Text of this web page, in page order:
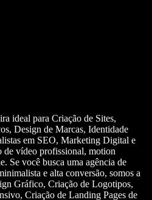
ideal para Criação de Sites,
Design de Marcas, Identidade
em SEO, Marketing Digital e
de vídeo profissional, motion
Se você busca uma agência de
e alta conversão, somos a
Gráfico, Criação de Logotipos,
Criação de Landing Pages de